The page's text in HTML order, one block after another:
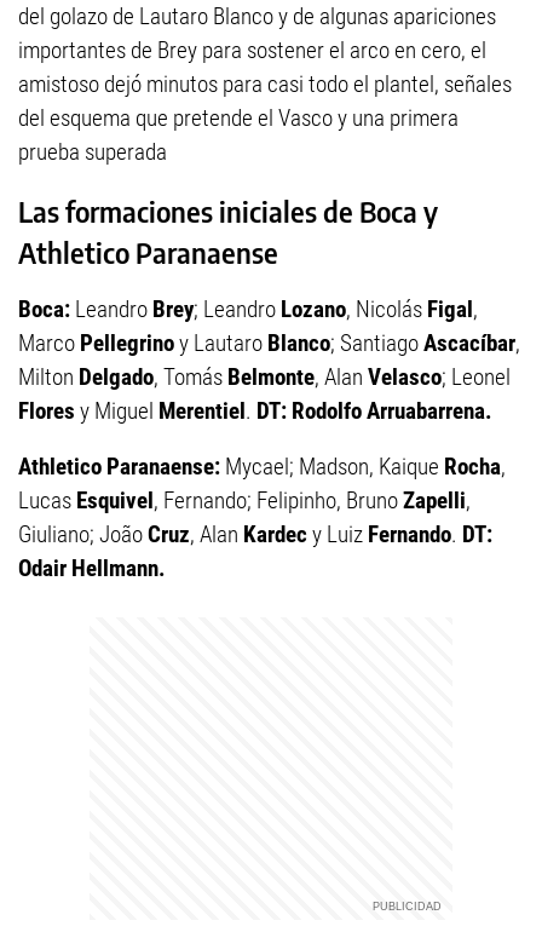
del golazo de Lautaro Blanco y de algunas apariciones
importantes de Brey para sostener el arco en cero, el
amistoso dejó minutos para casi todo el plantel, señales
del esquema que pretende el Vasco y una primera
prueba superada
Las formaciones iniciales de Boca y
Athletico Paranaense
Boca: Leandro Brey; Leandro Lozano, Nicolás Figal,
Marco Pellegrinoy Lautaro Blanco; SantiagoAscacíbar,
Milton Delgado, Tomás Belmonte, Alan Velasco; Leonel
Flores y Miguel Merentiel. DT: Rodolfo Arruabarrena.
Athletico Paranaense: Mycael; Madson, Kaique Rocha,
Lucas Esquivel, Fernando; Felipinho, BrunoZapelli,
Giuliano; JoãoCruz, Alan Kardecy Luiz Fernando. DT:
Odair Hellmann.